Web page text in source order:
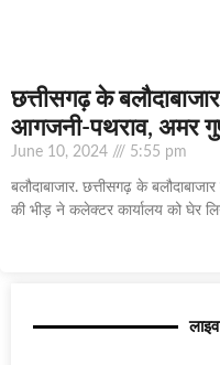
छत्तीसगढ़ के
आगजनी-पथराव, अमर
June 10, 2024 5:55 pm
बलौदाबाजार. छत्तीसगढ़ के
की भीड़ ने कलेक्टर कार्यालय को घेर